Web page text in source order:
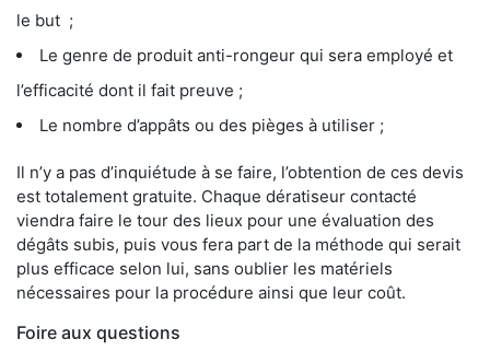
le but ;
Le genre de produit anti-rongeur qui sera employé et
l’efficacité dont il fait preuve ;
Le nombre d’appâts ou des pièges à utiliser ;
Il n’y a pas d’inquiétude à se faire, l’obtention de ces devis
est totalement gratuite. Chaque dératiseur contacté
viendra faire le tour des lieux pour une évaluation des
dégâts subis, puis vous fera part de la méthode qui serait
plus efficace selon lui, sans oublier les matériels
nécessaires pour la procédure ainsi que leur coût.
Foire aux questions